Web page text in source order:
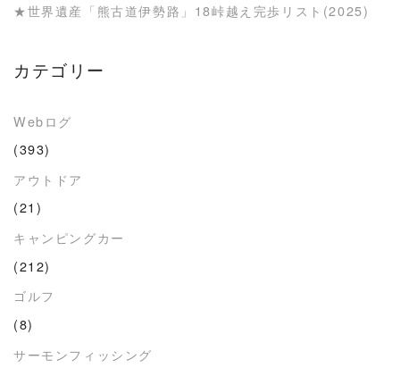
★世界遺産「熊古道伊勢路」18峠越え完歩リスト(2025)
カテゴリー
Webログ
(393)
アウトドア
(21)
キャンピングカー
(212)
ゴルフ
(8)
サーモンフィッシング